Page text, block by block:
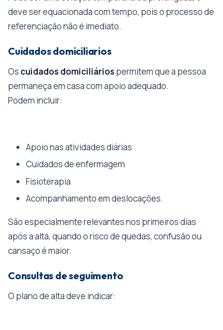
deve ser equacionada com tempo, pois o processo de
referenciação não é imediato.
Cuidados domiciliarios
Os cuidados domiciliários permitem que a pessoa
permaneça em casa com apoio adequado.
Podem incluir:
Apoio nas atividades diárias
Cuidados de enfermagem
Fisioterapia
Acompanhamento em deslocações.
São especialmente relevantes nos primeiros dias
após a alta, quando o risco de quedas, confusão ou
cansaço é maior.
Consultas de seguimento
O plano de alta deve indicar: